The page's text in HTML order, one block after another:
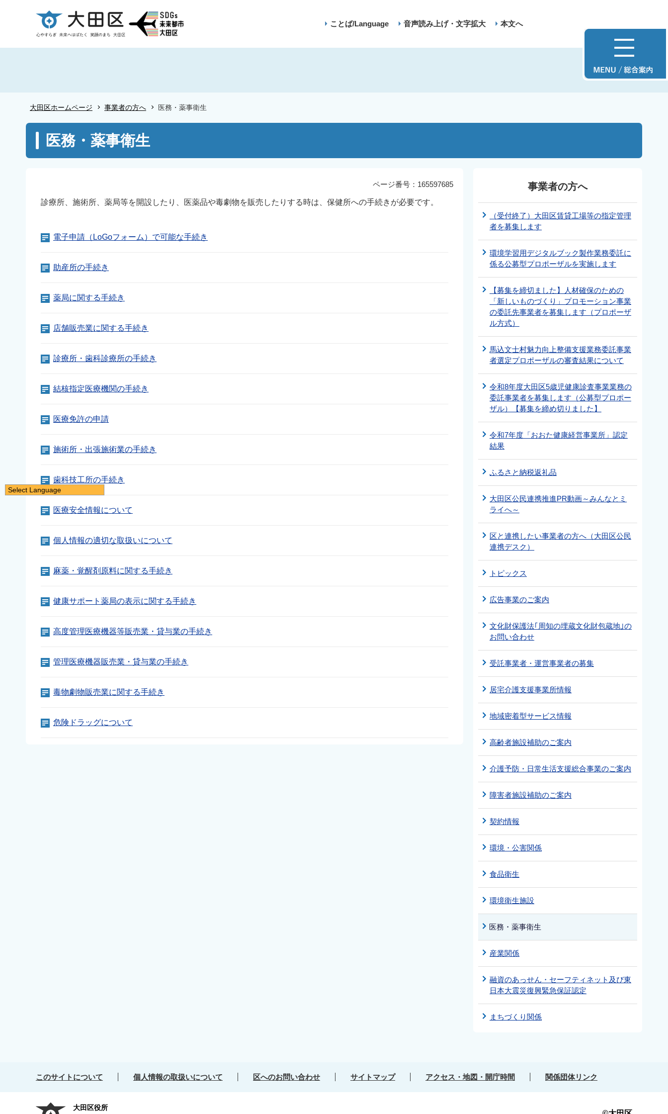
ー
ことば/Language 音声読み上げ・文字拡大 本文へ
大田区ホームページ 事業者の方へ 医務・薬事衛生
こ
医務・薬事衛生
ページ番号：165597685
診療所、施術所、薬局等を開設したり、医薬品や毒劇物を販売したりする時は、保健所への手続きが必要です。
電子申請（LoGoフォーム）で可能な手続き
助産所の手続き
薬局に関する手続き
店舗販売業に関する手続き
診療所・歯科診療所の手続き
結核指定医療機関の手続き
医療免許の申請
施術所・出張施術業の手続き
歯科技工所の手続き
医療安全情報について
個人情報の適切な取扱いについて
麻薬・覚醒剤原料に関する手続き
健康サポート薬局の表示に関する手続き
高度管理医療機器等販売業・貸与業の手続き
管理医療機器販売業・貸与業の手続き
毒物劇物販売業に関する手続き
危険ドラッグについて
事業者の方へ
（受付終了）大田区賃貸工場等の指定管理
者を募集します
環境学習用デジタルブック製作業務委託に
係る公募型プロポーザルを実施します
【募集を締切ました】人材確保のための
「新しいものづくり」プロモーション事業
の委託先事業者を募集します（プロポーザ
ル方式）
馬込文士村魅力向上整備支援業務委託事業
者選定プロポーザルの審査結果について
令和8年度大田区5歳児健康診査事業業務の
委託事業者を募集します（公募型プロポー
ザル）【募集を締め切りました】
令和7年度「おおた健康経営事業所」認定
結果
ふるさと納税返礼品
大田区公民連携推進PR動画～みんなとミ
ライへ～
区と連携したい事業者の方へ（大田区公民
連携デスク）
トピックス
広告事業のご案内
文化財保護法｢周知の埋蔵文化財包蔵地｣の
お問い合わせ
受託事業者・運営事業者の募集
居宅介護支援事業所情報
地域密着型サービス情報
高齢者施設補助のご案内
介護予防・日常生活支援総合事業のご案内
障害者施設補助のご案内
契約情報
環境・公害関係
食品衛生
環境衛生施設
医務・薬事衛生
産業関係
融資のあっせん・セーフティネット及び東
日本大震災復興緊急保証認定
まちづくり関係
このサイトについて 個人情報の取扱いについて 区へのお問い合わせ サイトマップ アクセス・地図・開庁時間 関係団体リンク
大田区役所
Select Language